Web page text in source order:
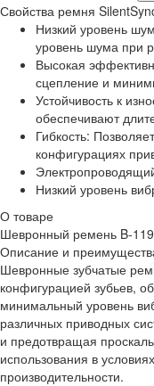
Свойства ремня
Низкий уровень
уровень шума при
Высокая
сцепление и
Устойчивость к
обеспечивают
Гибкость:
конфигурациях
Низкий уровень
О товаре
Шевронный ремень B-
Описание и
Шевронные зубчатые
конфигурацией зубьев,
минимальный уровень
различных приводных
и предотвращая
использования в
производительности.